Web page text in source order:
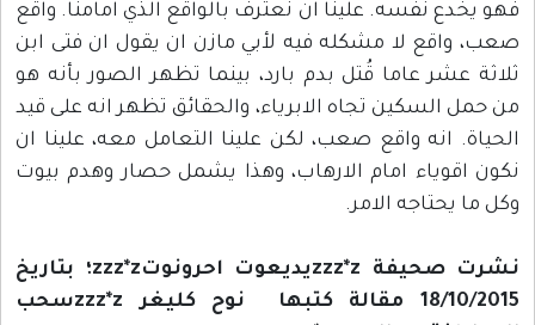
فهو يخدع نفسه. علينا ان نعترف بالواقع الذي امامنا. واقع
صعب، واقع لا مشكله فيه لأبي مازن ان يقول ان فتى ابن
ثلاثة عشر عاما قُتل بدم بارد، بينما تظهر الصور بأنه هو
من حمل السكين تجاه الابرياء، والحقائق تظهر انه على قيد
الحياة. انه واقع صعب، لكن علينا التعامل معه، علينا ان
نكون اقوياء امام الارهاب، وهذا يشمل حصار وهدم بيوت
وكل ما يحتاجه الامر.
نشرت صحيفة zzz*zيديعوت احرونوتzzz*z؛ بتاريخ
18/10/2015 مقالة كتبها نوح كليغر zzz*zسحب